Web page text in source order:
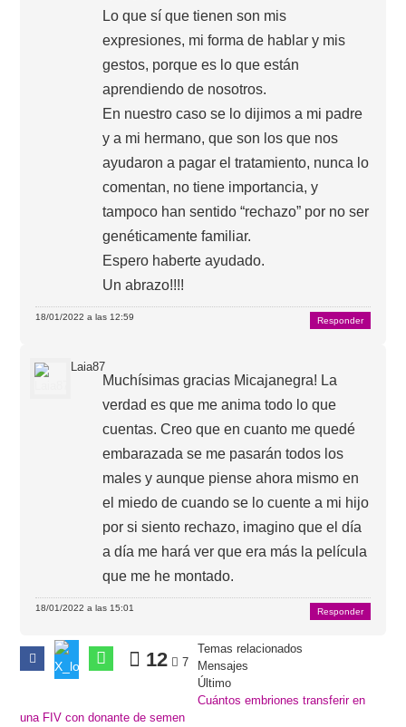
Lo que sí que tienen son mis
expresiones, mi forma de hablar y mis
gestos, porque es lo que están
aprendiendo de nosotros.
En nuestro caso se lo dijimos a mi padre
y a mi hermano, que son los que nos
ayudaron a pagar el tratamiento, nunca lo
comentan, no tiene importancia, y
tampoco han sentido “rechazo” por no ser
genéticamente familiar.
Espero haberte ayudado.
Un abrazo!!!!
18/01/2022 a las 12:59 Responder
Laia87
Muchísimas gracias Micajanegra! La
verdad es que me anima todo lo que
cuentas. Creo que en cuanto me quedé
embarazada se me pasarán todos los
males y aunque piense ahora mismo en
el miedo de cuando se lo cuente a mi hijo
por si siento rechazo, imagino que el día
a día me hará ver que era más la película
que me he montado.
18/01/2022 a las 15:01 Responder
12 7
Temas relacionados
Mensajes
Último
Cuántos embriones transferir en
una FIV con donante de semen